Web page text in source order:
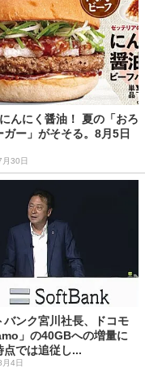
んにく醤油！ 夏の「おろ
ガー」がそそる。8月5日
30日
バンク宮川社長、ドコモ
」の40GBへの増量に
点では追従し...
4日